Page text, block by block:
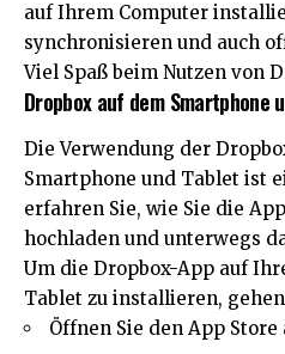
auf Ihrem Computer
synchronisieren und auch
Viel Spaß beim Nutzen von
Dropbox auf dem Smartphone
Die Verwendung der
Smartphone und Tablet ist
erfahren Sie, wie Sie die
hochladen und unterwegs
Um die Dropbox-App auf
Tablet zu installieren,
Öffnen Sie den App